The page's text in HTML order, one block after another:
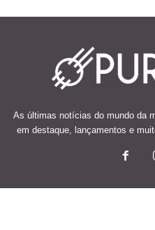
As últimas notícias do mundo da
em destaque, lançamentos e